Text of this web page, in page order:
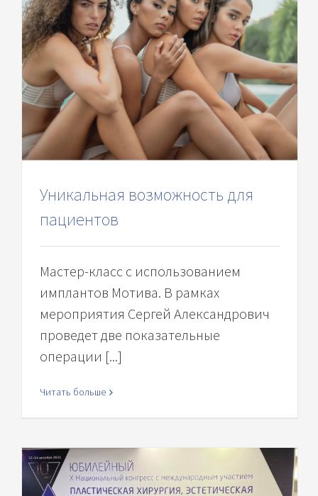
Уникальная возможность для
пациентов
Мастер-класс с использованием
имплантов Мотива. В рамках
мероприятия Сергей Александрович
проведет две показательные
операции [...]
Читать больше